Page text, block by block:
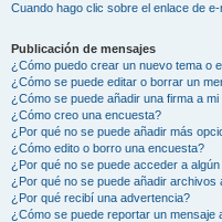
Cuando hago clic sobre el enlace de
Publicación de mensajes
¿Cómo puedo crear un nuevo tema o
¿Cómo se puede editar o borrar un
¿Cómo se puede añadir una firma a mi
¿Cómo creo una encuesta?
¿Por qué no se puede añadir más
¿Cómo edito o borro una encuesta?
¿Por qué no se puede acceder a
¿Por qué no se puede añadir archivos
¿Por qué recibí una advertencia?
¿Cómo se puede reportar un mensaje